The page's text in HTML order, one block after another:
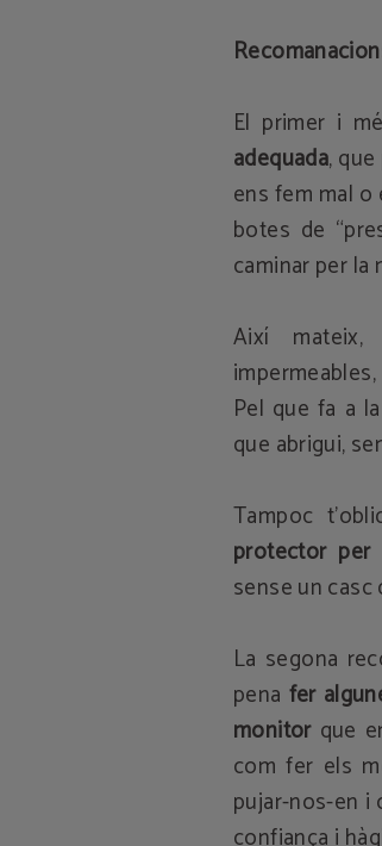
El primer i
adequada,
ens fem mal o
botes de
caminar per
Així
Pel que fa a
que abrigui,
Tampoc
protector per
sense un
La segona
pena fer
monitorque
com fer els
pujar-nos-en i
confiança i